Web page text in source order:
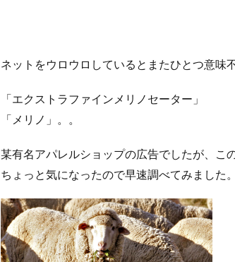
ネットをウロウロしているとまたひとつ意味
「エクストラファインメリノセーター」
「メリノ」。。
某有名アパレルショップの広告でしたが、こ
ちょっと気になったので早速調べてみました。